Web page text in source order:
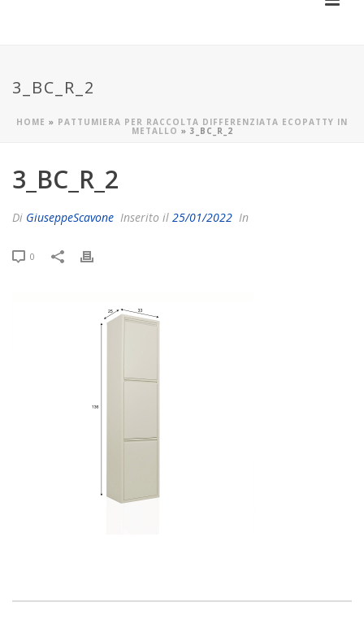
3_BC_R_2
HOME » PATTUMIERA PER RACCOLTA DIFFERENZIATA ECOPATTY IN
METALLO » 3_BC_R_2
3_BC_R_2
Di GiuseppeScavone Inserito il 25/01/2022 In
0